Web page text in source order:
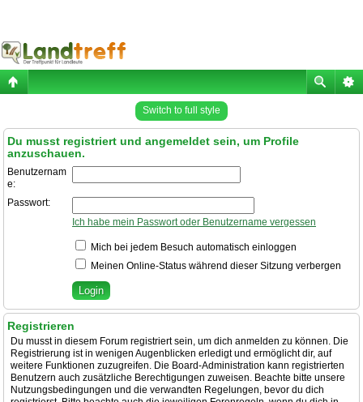
Switch to full style
Du musst registriert und angemeldet sein, um Profile
anzuschauen.
Benutzernam
e:
Passwort:
Ich habe mein Passwort oder Benutzername vergessen
Mich bei jedem Besuch automatisch einloggen
Meinen Online-Status während dieser Sitzung verbergen
Registrieren
Du musst in diesem Forum registriert sein, um dich anmelden zu können. Die
Registrierung ist in wenigen Augenblicken erledigt und ermöglicht dir, auf
weitere Funktionen zuzugreifen. Die Board-Administration kann registrierten
Benutzern auch zusätzliche Berechtigungen zuweisen. Beachte bitte unsere
Nutzungsbedingungen und die verwandten Regelungen, bevor du dich